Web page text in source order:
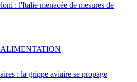
: l'Italie menacée de mesures de
: la grippe aviaire se propage